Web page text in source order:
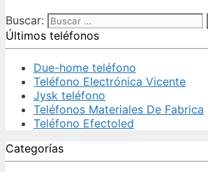
Buscar:
Últimos teléfonos
Due-home teléfono
Teléfono Electrónica Vicente
Jysk teléfono
Teléfonos Materiales De Fabrica
Teléfono Efectoled
Categorías